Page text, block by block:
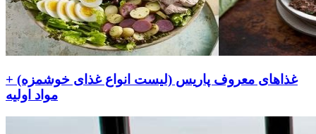
غذاهای معروف پاریس (لیست انواع غذای خوشمزه) +
مواد اولیه